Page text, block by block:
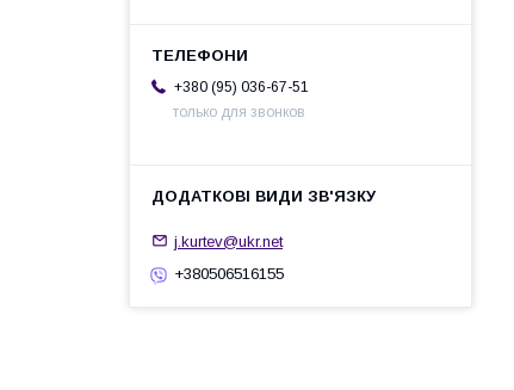
+380 (95) 036-67-51
только для звонков
j.kurtev@ukr.net
+380506516155